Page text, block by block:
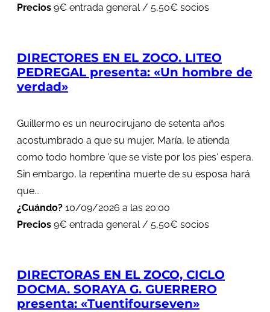
Precios 9€ entrada general / 5,50€ socios
DIRECTORES EN EL ZOCO. LITEO
PEDREGAL presenta: «Un hombre de
verdad»
Guillermo es un neurocirujano de setenta años
acostumbrado a que su mujer, María, le atienda
como todo hombre 'que se viste por los pies' espera.
Sin embargo, la repentina muerte de su esposa hará
que...
¿Cuándo? 10/09/2026 a las 20:00
Precios 9€ entrada general / 5,50€ socios
DIRECTORAS EN EL ZOCO, CICLO
DOCMA. SORAYA G. GUERRERO
presenta: «Tuentifourseven»